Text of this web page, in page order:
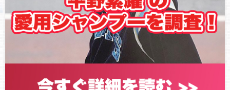
歳の誕生日！ティアラから祝福の声！